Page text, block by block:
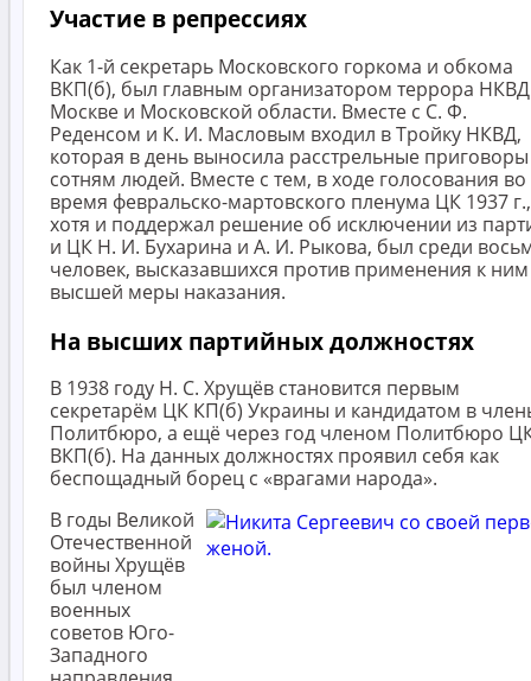
Участие в репрессиях
Как 1-й секретарь Московского горкома и обкома
ВКП(б), был главным организатором террора
Москве и Московской области. Вместе с С. Ф.
Реденсом и К. И. Масловым входил в Тройку НКВД,
которая в день выносила расстрельные приговоры
сотням людей. Вместе с тем, в ходе голосования во
время февральско-мартовского пленума ЦК 1937 г.,
хотя и поддержал решение об исключении из
и ЦК Н. И. Бухарина и А. И. Рыкова, был среди
человек, высказавшихся против применения к ним
высшей меры наказания.
На высших партийных должностях
В 1938 году Н. С. Хрущёв становится первым
секретарём ЦК КП(б) Украины и кандидатом в
Политбюро, а ещё через год членом Политбюро
ВКП(б). На данных должностях проявил себя как
беспощадный борец с «врагами народа».
В годы Великой
Отечественной
войны Хрущёв
был членом
военных
советов Юго-
Западного